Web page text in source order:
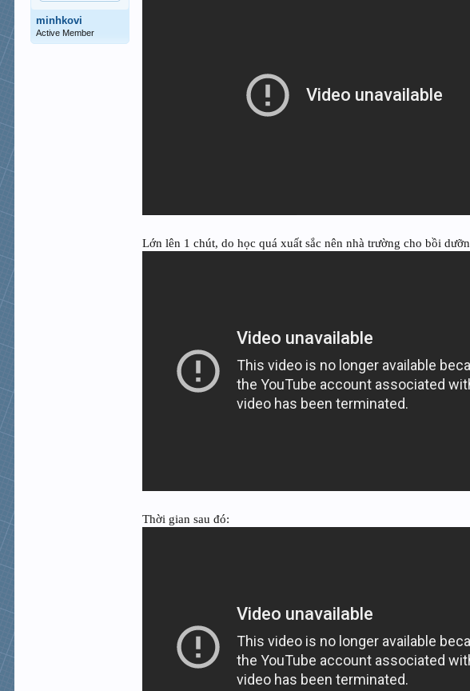
minhkovi
Active Member
Lớn lên 1 chút, do học quá xuất sắc nên nhà trường cho bồi
Thời gian sau đó: